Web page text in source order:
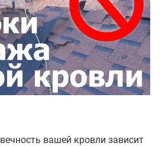
вашей кровли зависит